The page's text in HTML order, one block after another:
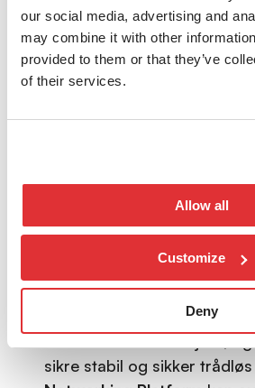
our social media, advertising and
may combine it with other
provided to them or that they’ve
of their services.
Allow all
Customize
Deny
Juniper Networks’ AI-
proaktiv tilnærming til
overvåke nettverket i
plattformen oppdage og
malware, og umiddelbart
tiltak for å beskytte
Trådløse nettverk:
Optimalisert
Trådløse nettverk er en
sikre stabil og sikker